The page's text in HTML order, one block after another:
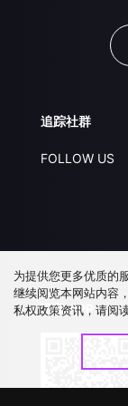
追踪社群
FOLLOW US
下载 APP
为提供您更多优质的
继续阅览本网站内容
私权政策资讯，请阅